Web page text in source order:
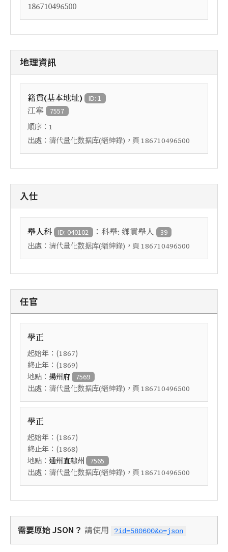
186710496500
地理資訊
籍貫(基本地址) ID: 1
江寧 7557
順序： 1
出處： 清代量化数据库(縉紳錄) ，頁 186710496500
入仕
舉人科 ID: 040102 ： 科舉: 鄉貢舉人 39
出處： 清代量化数据库(縉紳錄) ，頁 186710496500
任官
學正
起始年：(1867)
終止年：(1869)
地點： 揚州府 7569
出處： 清代量化数据库(縉紳錄) ，頁 186710496500
學正
起始年：(1867)
終止年：(1868)
地點： 通州直隸州 7565
出處： 清代量化数据库(縉紳錄) ，頁 186710496500
需要原始 JSON？ 請使用 ?id=580600&o=json